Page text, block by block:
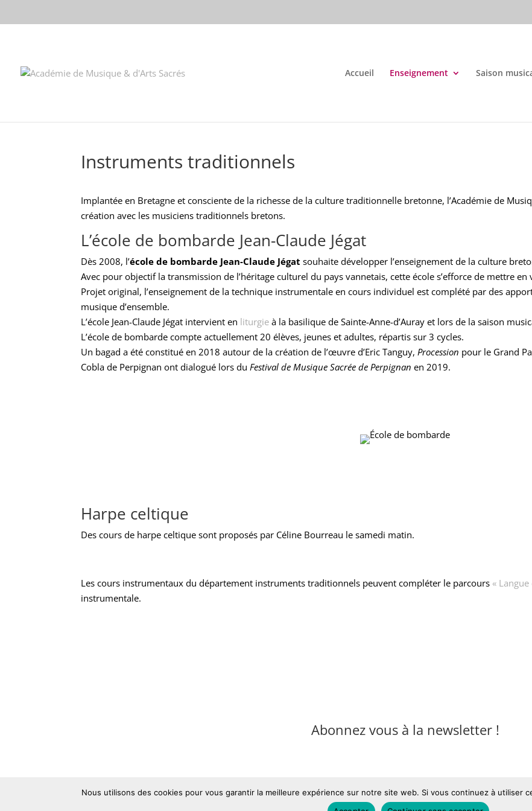
Accueil Enseignement Saison
Instruments traditionnels
Implantée en Bretagne et consciente de la richesse de la culture traditionnelle bretonne, l’Académie de
création avec les musiciens traditionnels bretons.
L’école de bombarde Jean-Claude Jégat
Dès 2008, l’école de bombarde Jean-Claude Jégat souhaite développer l’enseignement de la culture
Avec pour objectif la transmission de l’héritage culturel du pays vannetais, cette école s’efforce de mettre
Projet original, l’enseignement de la technique instrumentale en cours individuel est complété par des
musique d’ensemble.
L’école Jean-Claude Jégat intervient en liturgie à la basilique de Sainte-Anne-d’Auray et lors de la saison
L’école de bombarde compte actuellement 20 élèves, jeunes et adultes, répartis sur 3 cycles.
Un bagad a été constitué en 2018 autour de la création de l’œuvre d’Eric Tanguy, Procession pour le Grand
Cobla de Perpignan ont dialogué lors du Festival de Musique Sacrée de Perpignanen 2019.
Harpe celtique
Des cours de harpe celtique sont proposés par Céline Bourreau le samedi matin.
Les cours instrumentaux du département instruments traditionnels peuvent compléter le parcours «
instrumentale.
Abonnez vous à la newsletter !
Nous utilisons des cookies pour vous garantir la meilleure expérience sur notre site web. Si vous continuez à utiliser